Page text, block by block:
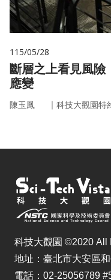
115/05/28
斷層之上看見風
應變
陳玉鳳 ｜ 科技大觀園特
科技大觀園 ©2020 All
地址：臺北市大安區
電話：02-25056789